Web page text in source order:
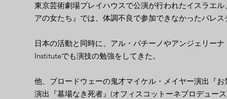
東京芸術劇場プレイハウスで公演が行われたイスラエ
アの女たち』では、体調不良で参加できなかったパレ
日本の活動と同時に、アル・パチーノやアンジェリー
Instituteでも演技の勉強をしてきた。
他、ブロードウェーの鬼才マイケル・メイヤー演出『
演出『墓場なき死者』(オフィスコットーネプロデュー